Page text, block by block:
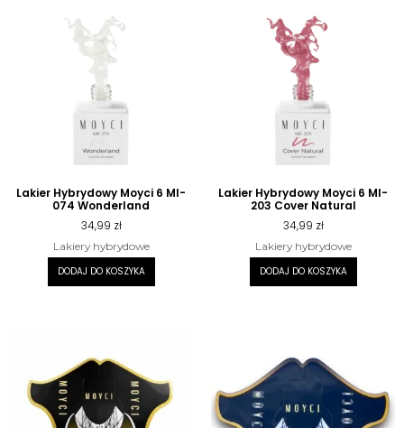
Lakier Hybrydowy Moyci 6 Ml-
074 Wonderland
34,99 zł
Lakiery hybrydowe
DODAJ DO KOSZYKA
Lakier Hybrydowy Moyci 6 Ml-
203 Cover Natural
34,99 zł
Lakiery hybrydowe
DODAJ DO KOSZYKA